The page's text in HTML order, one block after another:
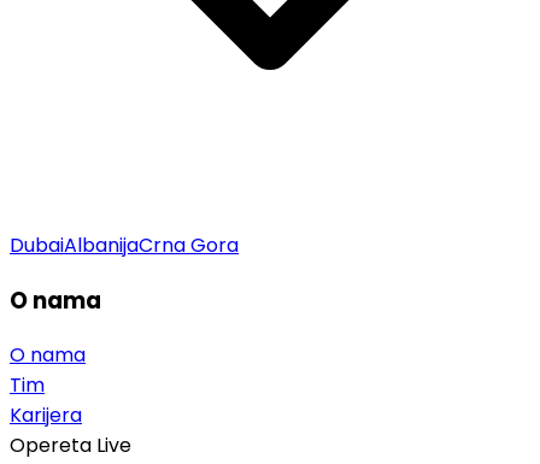
DubaiAlbanijaCrna Gora
O nama
O nama
Tim
Karijera
Opereta Live